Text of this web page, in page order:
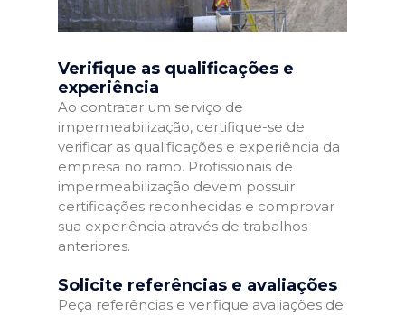
Verifique as qualificações e
experiência
Ao contratar um serviço de
impermeabilização, certifique-se de
verificar as qualificações e experiência da
empresa no ramo. Profissionais de
impermeabilização devem possuir
certificações reconhecidas e comprovar
sua experiência através de trabalhos
anteriores.
Solicite referências e avaliações
Peça referências e verifique avaliações de